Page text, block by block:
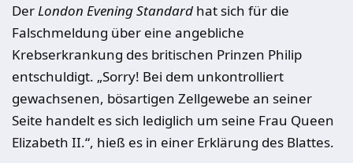
DerLondon Evening Standard hat sich für die
Falschmeldung über eine angebliche
Krebserkrankung des britischen Prinzen Philip
entschuldigt. „Sorry! Bei dem unkontrolliert
gewachsenen, bösartigen Zellgewebe an seiner
Seite handelt es sich lediglich um seine Frau Queen
Elizabeth II.“, hieß es in einer Erklärung des Blattes.